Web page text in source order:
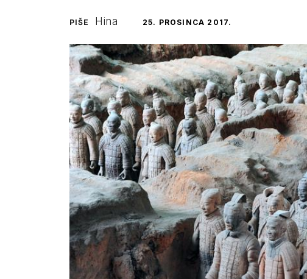
PIŠE Hina 25. PROSINCA 2017.